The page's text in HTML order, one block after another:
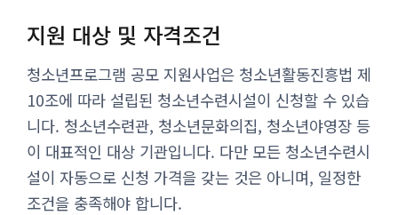
지원 대상 및 자격조건
청소년프로그램 공모 지원사업은 청소년활동진흥법 제
10조에 따라 설립된 청소년수련시설이 신청할 수 있습
니다. 청소년수련관, 청소년문화의집, 청소년야영장 등
이 대표적인 대상 기관입니다. 다만 모든 청소년수련시
설이 자동으로 신청 가격을 갖는 것은 아니며, 일정한
조건을 충족해야 합니다.